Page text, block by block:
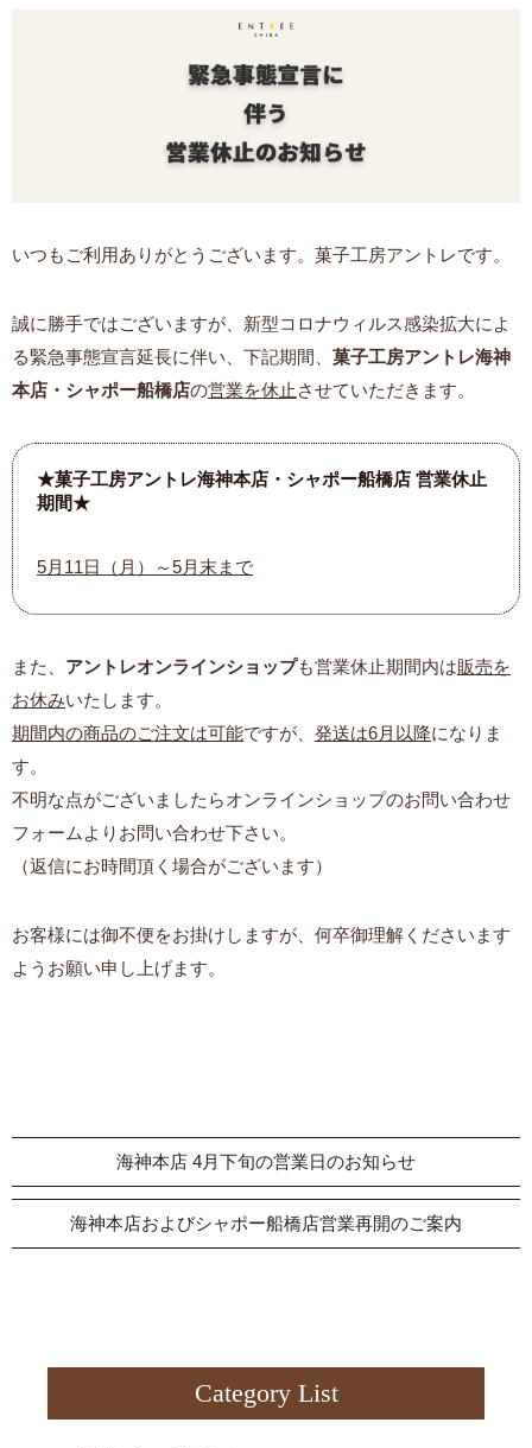
いつもご利用ありがとうございます。菓子工房アントレです。
誠に勝手ではございますが、新型コロナウィルス感染拡大によ
る緊急事態宣言延長に伴い、下記期間、 菓子工房アントレ海神
本店・シャポー船橋店の営業を休止 させていただきます。
★菓子工房アントレ海神本店・シャポー船橋店 営業休止
期間★
5月11日（月）～5月末まで
また、 アントレオンラインショップも営業休止期間内は販売を
お休みいたします。
期間内の商品のご注文は可能ですが、 発送は6月以降になりま
す。
不明な点がございましたらオンラインショップのお問い合わせ
フォームよりお問い合わせ下さい。
（返信にお時間頂く場合がございます）
お客様には御不便をお掛けしますが、何卒御理解くださいます
ようお願い申し上げます。
海神本店 4月下旬の営業日のお知らせ
海神本店およびシャポー船橋店営業再開のご案内
Category List